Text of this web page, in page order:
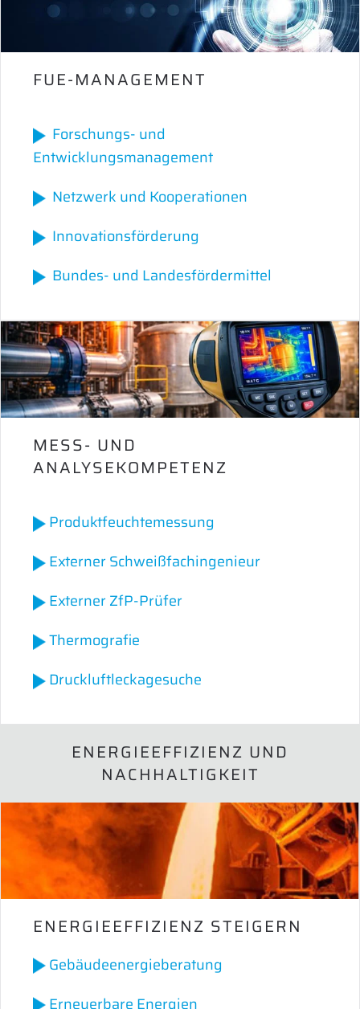
FUE-MANAGEMENT
Forschungs- und
Entwicklungsmanagement
Netzwerk und Kooperationen
Innovationsförderung
Bundes- und Landesfördermittel
MESS- UND
ANALYSEKOMPETENZ
Produktfeuchtemessung
Externer Schweißfachingenieur
Externer ZfP-Prüfer
Thermografie
Druckluftleckagesuche
ENERGIEEFFIZIENZ UND
NACHHALTIGKEIT
ENERGIEEFFIZIENZ STEIGERN
Gebäudeenergieberatung
Erneuerbare Energien